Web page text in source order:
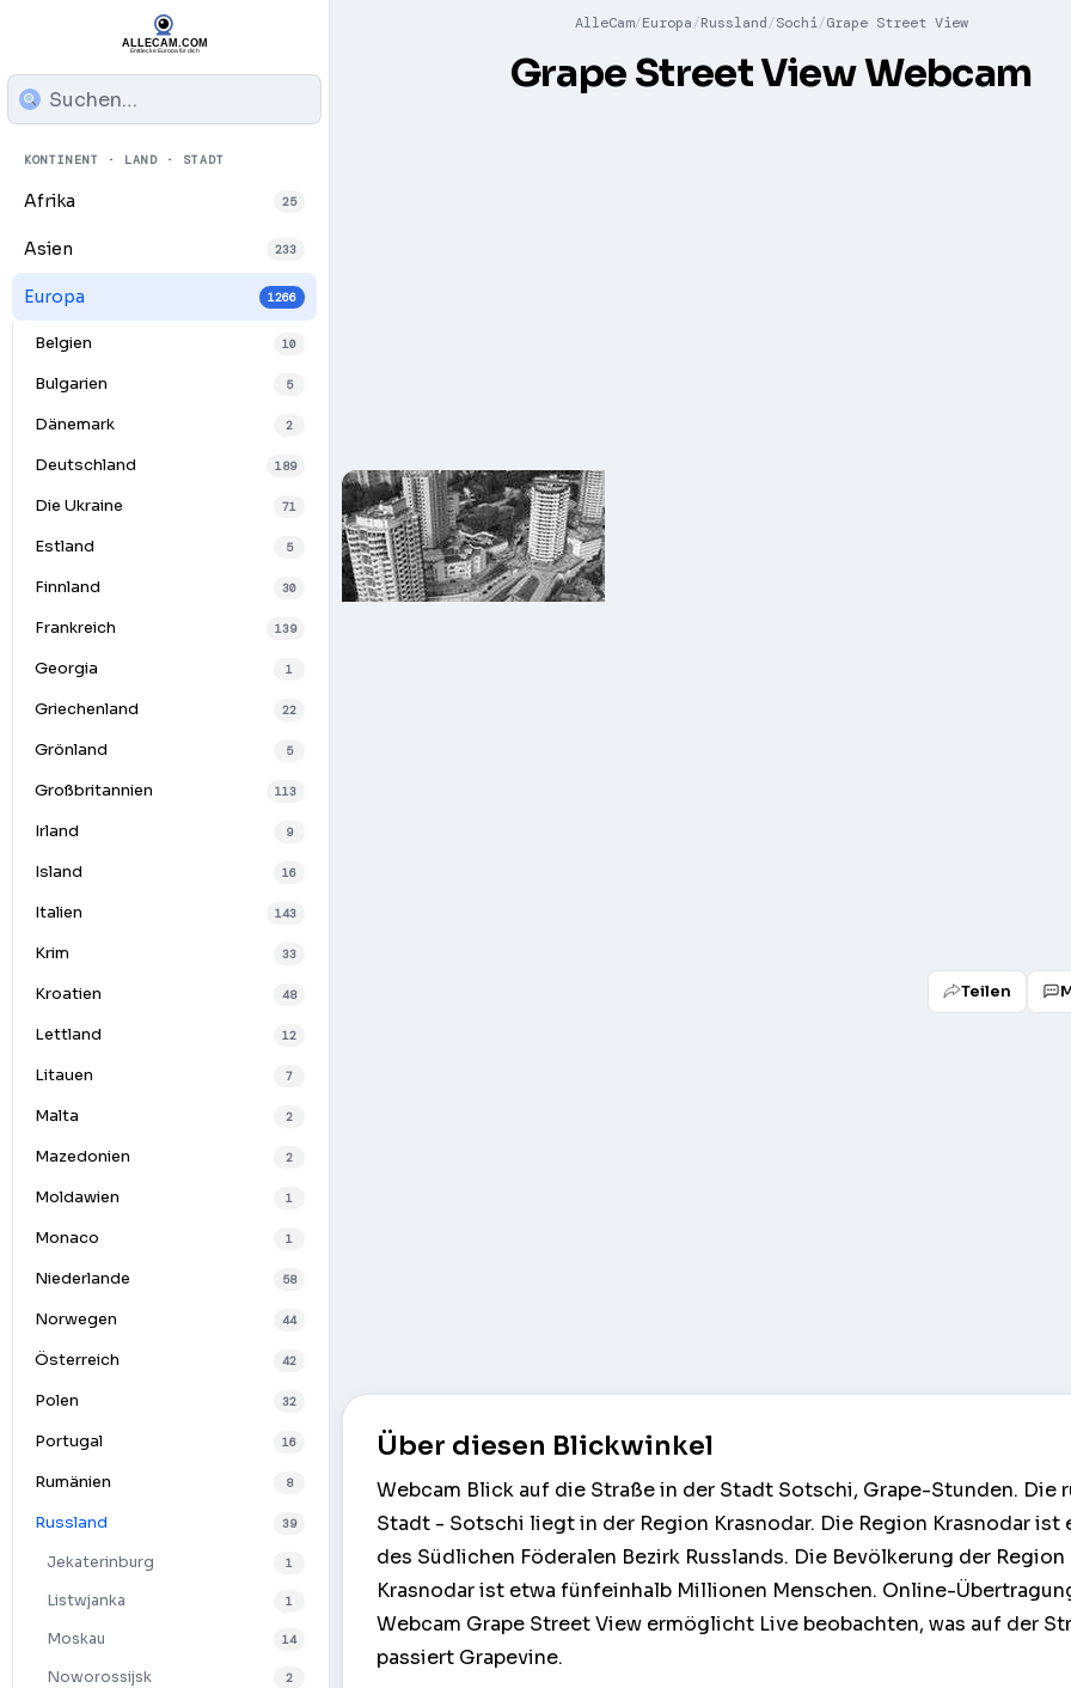
KONTINENT · LAND · STADT
Afrika 25
Asien 233
Europa 1266
Belgien 10
Bulgarien 5
Dänemark 2
Deutschland 189
Die Ukraine 71
Estland 5
Finnland 30
Frankreich 139
Georgia 1
Griechenland 22
Grönland 5
Großbritannien 113
Irland 9
Island 16
Italien 143
Krim 33
Kroatien 48
Lettland 12
Litauen 7
Malta 2
Mazedonien 2
Moldawien 1
Monaco 1
Niederlande 58
Norwegen 44
Österreich 42
Polen 32
Portugal 16
Rumänien 8
Russland 39
Jekaterinburg 1
Listwjanka 1
Moskau 14
Noworossijsk 2
AlleCam Europa Russland Sochi Grape Street View
Grape Street View Webcam
Teilen
Über diesen Blickwinkel
Webcam Blick auf die Straße in der Stadt Sotschi, Grape-Stunden. Die
Stadt - Sotschi liegt in der Region Krasnodar. Die Region Krasnodar ist
des Südlichen Föderalen Bezirk Russlands. Die Bevölkerung der Region
Krasnodar ist etwa fünfeinhalb Millionen Menschen. Online-
Webcam Grape Street View ermöglicht Live beobachten, was auf der
passiert Grapevine.